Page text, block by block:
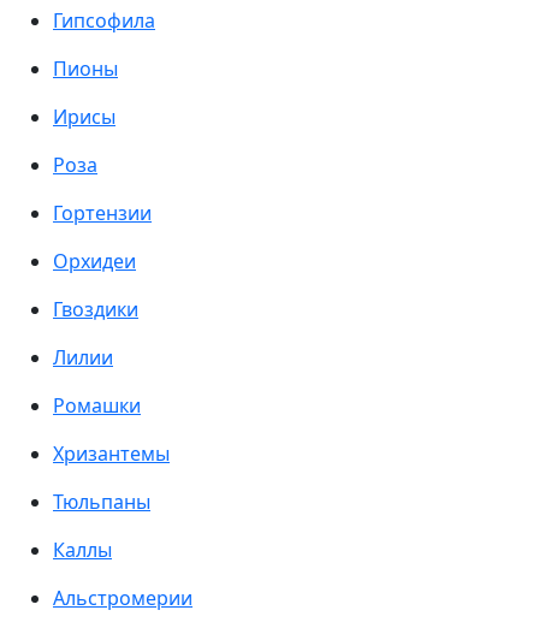
Гипсофила
Пионы
Ирисы
Роза
Гортензии
Орхидеи
Гвоздики
Лилии
Ромашки
Хризантемы
Тюльпаны
Каллы
Альстромерии